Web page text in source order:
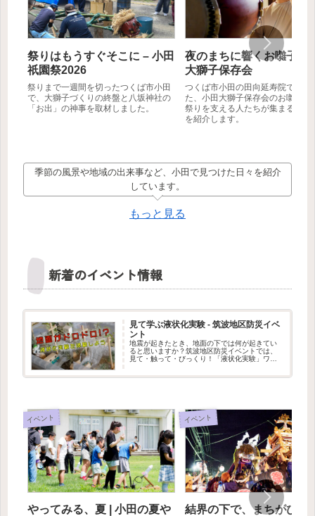
祭りはもうすぐそこに – 小田
祇園祭2026
祭りまで一週間を切ったつくば市小田
で、大獅子づくりの終盤と八坂神社の
「お出」の神事を取材しました。
夜のまちに響くお囃子 –
大獅子保存会
つくば市小田の田向延寿院で行わ
た、小田大獅子保存会のお囃子練
祭りを支える人たちが集まる夏の
を紹介します。
季節の風景や地域の出来事など、小田で見つけた日々を紹介
しています。
もっと見る
新着のイベント情報
見て学ぶ液状化実験 - 筑波地区防災イベ
ント
地震が起きたとき、地面の下では何が起きてい
ると思いますか？筑波地区防災イベントでは、
見て・触って・びっくり！「液状化実験」ワー
イベント
やってみる、夏 | 小田の夏や
イベント
結界の下で、まちがひと